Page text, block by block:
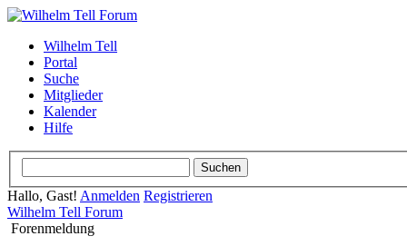
Wilhelm Tell
Portal
Suche
Mitglieder
Kalender
Hilfe
Hallo, Gast! Anmelden Registrieren
Wilhelm Tell Forum
Forenmeldung